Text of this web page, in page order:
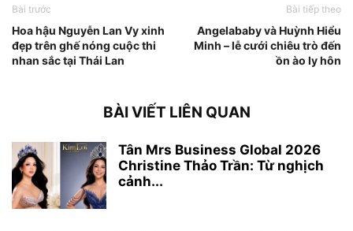
Bài trước
Hoa hậu Nguyễn Lan Vy xinh
đẹp trên ghế nóng cuộc thi
nhan sắc tại Thái Lan
Bài tiếp theo
Angelababy và Huỳnh Hiểu
Minh – lễ cưới chiêu trò đến
ồn ào ly hôn
BÀI VIẾT LIÊN QUAN
Tân Mrs Business Global 2026
Christine Thảo Trần: Từ nghịch
cảnh...